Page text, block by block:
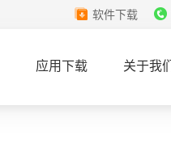
软件下载
应用下载 关于我们